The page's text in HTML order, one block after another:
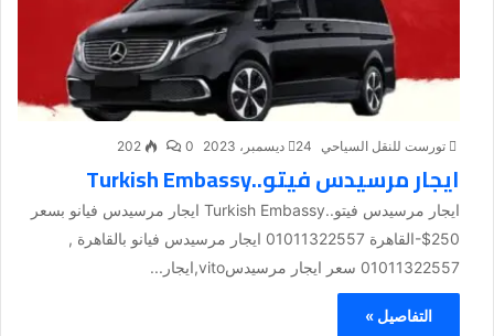
تورست للنقل السياحي 24 ديسمبر، 2023 0
202
ايجار مرسيدس فيتو..Turkish Embassy
ايجار مرسيدس فيتو..Turkish Embassy ايجار مرسيدس فيانو بسعر
250$-القاهرة 01011322557 ايجار مرسيدس فيانو بالقاهرة ,
01011322557 سعر ايجار مرسيدسvito,ايجار...
التفاصيل »